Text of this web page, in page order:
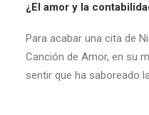
¿El amor y la
Para acabar una cita de
Canción de Amor, en su
sentir que ha saboreado